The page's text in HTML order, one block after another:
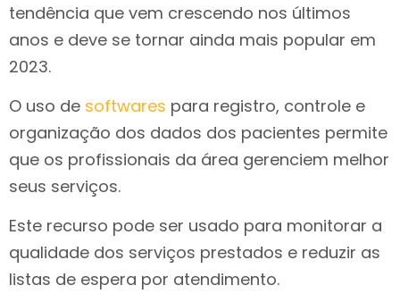
tendência que vem crescendo nos últimos
anos e deve se tornar ainda mais popular em
2023.
O uso de softwares para registro, controle e
organização dos dados dos pacientes permite
que os profissionais da área gerenciem melhor
seus serviços.
Este recurso pode ser usado para monitorar a
qualidade dos serviços prestados e reduzir as
listas de espera por atendimento.